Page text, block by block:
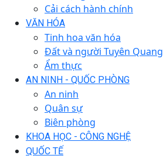
Cải cách hành chính
VĂN HÓA
Tinh hoa văn hóa
Đất và người Tuyên Quang
Ẩm thực
AN NINH - QUỐC PHÒNG
An ninh
Quân sự
Biên phòng
KHOA HỌC - CÔNG NGHỆ
QUỐC TẾ